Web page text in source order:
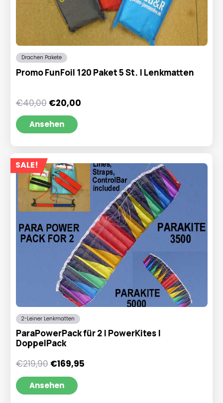
Drachen Pakete
Promo FunFoil 120 Paket 5 St. | Lenkmatten
€40,00 Ursprünglicher
Preis
war:
€40,00
€20,00Aktueller
Ansehen
SALE!
2-Leiner Lenkmatten
ParaPowerPack für 2 | PowerKites |
DoppelPack
€219,90 Ursprünglicher
Preis
war:
€219,90
€169,95Aktueller
Ansehen